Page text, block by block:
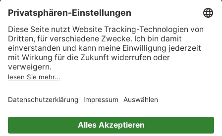
AGB
Informationen nach Data
Act
Verträge hier kündigen
Impressum